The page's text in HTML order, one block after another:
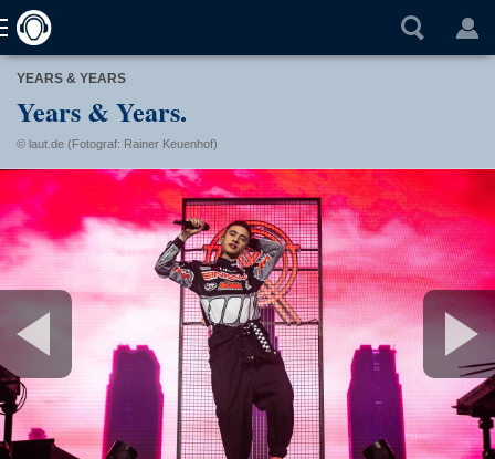
YEARS & YEARS
Years & Years.
© laut.de (Fotograf: Rainer Keuenhof)